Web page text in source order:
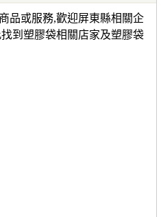
品或服務,歡迎屏東縣相關企
到塑膠袋相關店家及塑膠袋